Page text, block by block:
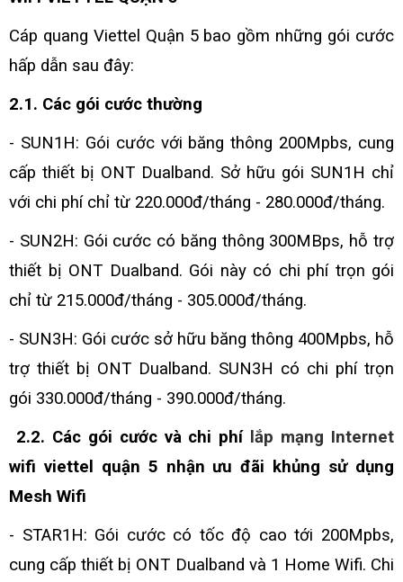
Cáp quang Viettel Quận 5bao gồm những gói cước
hấp dẫn sau đây:
2.1. Các gói cước thường
- SUN1H: Gói cước với băng thông 200Mpbs, cung
cấp thiết bị ONT Dualband. Sở hữu gói SUN1H chỉ
với chi phí chỉ từ 220.000đ/tháng - 280.000đ/tháng.
- SUN2H: Gói cước có băng thông 300MBps, hỗ trợ
thiết bị ONT Dualband. Gói này có chi phí trọn gói
chỉ từ 215.000đ/tháng - 305.000đ/tháng.
- SUN3H: Gói cước sở hữu băng thông 400Mpbs, hỗ
trợ thiết bị ONT Dualband. SUN3H có chi phí trọn
gói 330.000đ/tháng - 390.000đ/tháng.
2.2. Các gói cước và chi phí lắp mạng Internet
wifi viettel quận 5 nhận ưu đãi khủng sử dụng
Mesh Wifi
- STAR1H: Gói cước có tốc độ cao tới 200Mpbs,
cung cấp thiết bị ONT Dualband và 1 Home Wifi. Chi